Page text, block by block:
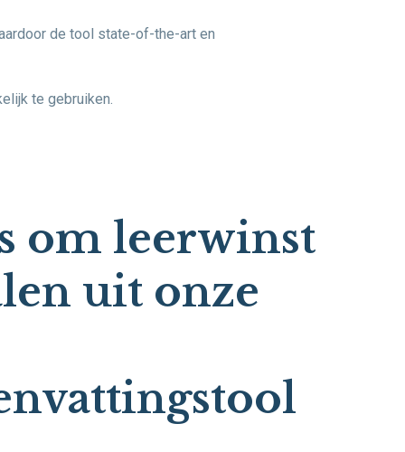
de tool state-of-the-art en
te gebruiken.
om leerwinst
uit onze